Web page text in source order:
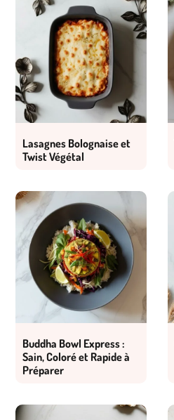
Lasagnes Bolognaise et
Twist Végétal
Buddha Bowl Express :
Sain, Coloré et Rapide à
Préparer